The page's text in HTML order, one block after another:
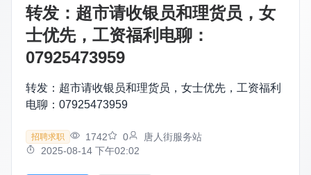
转发：超市请收银员和理货员，女
士优先，工资福利电聊：
07925473959
转发：超市请收银员和理货员，女士优先，工资福利
电聊：07925473959
招聘求职 1742 0
唐人街服务站
2025-08-14 下午02:02